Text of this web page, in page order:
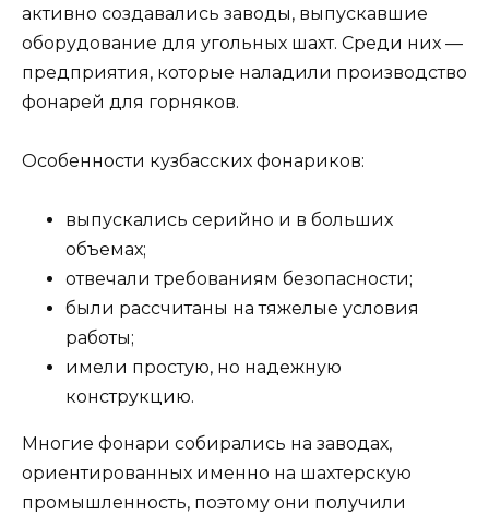
активно создавались заводы, выпускавшие
оборудование для угольных шахт. Среди них —
предприятия, которые наладили производство
фонарей для горняков.
Особенности кузбасских фонариков:
выпускались серийно и в больших
объемах;
отвечали требованиям безопасности;
были рассчитаны на тяжелые условия
работы;
имели простую, но надежную
конструкцию.
Многие фонари собирались на заводах,
ориентированных именно на шахтерскую
промышленность, поэтому они получили